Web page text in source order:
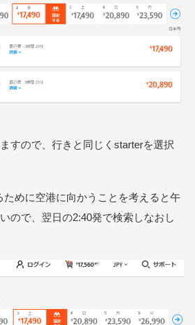
すので、行きと同じくstarterを選択
ために空港に向かうことを考えると午
ので、翌日の2:40発で検索しなおし